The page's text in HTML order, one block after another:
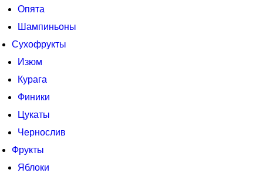
Опята
Шампиньоны
Сухофрукты
Изюм
Курага
Финики
Цукаты
Чернослив
Фрукты
Яблоки